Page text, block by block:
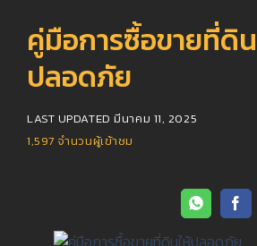
คู่มือการซื้อขายที่ดิ
ปลอดภัย
LAST UPDATEDมีนาคม 11, 2025
1,597 จำนวนผู้เข้าชม